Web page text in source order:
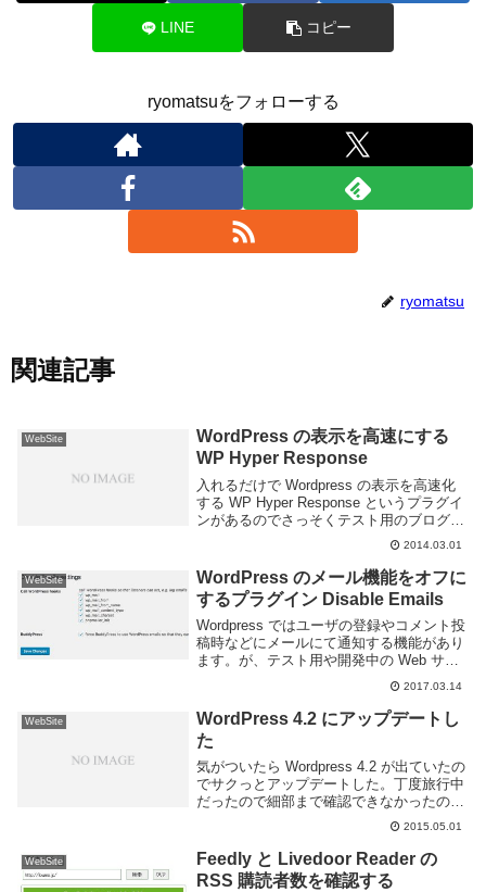
LINE コピー
ryomatsuをフォローする
ryomatsu
関連記事
WebSite
WordPress の表示を高速にする
WP Hyper Response
入れるだけで Wordpress の表示を高速化
する WP Hyper Response というプラグイ
ンがあるのでさっそくテスト用のブログに
入れてみた。フロント側と管理画面、両方
に効果があるようだ。インストール管理画
面のプラグイン -> ...
2014.03.01
WebSite
WordPress のメール機能をオフに
するプラグイン Disable Emails
Wordpress ではユーザの登録やコメント投
稿時などにメールにて通知する機能があり
ます。が、テスト用や開発中の Web サイ
トなどで頻繁にメールが送られてくると鬱
陶しいと思う事もあります。Disable
Emails というプラグインを...
2017.03.14
WebSite
WordPress 4.2 にアップデートし
た
気がついたら Wordpress 4.2 が出ていたの
でサクっとアップデートした。丁度旅行中
だったので細部まで確認できなかったので
ちょっと遅れてしまった。Wordpress 4.2
での主な更新点特に取り上げられている項
目を紹介。Press...
2015.05.01
WebSite
Feedly と Livedoor Reader の
RSS 購読者数を確認する